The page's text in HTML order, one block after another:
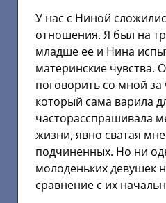
У нас с Ниной
отношения. Я был на
младше ее и Нина
материнские чувства.
поговорить со мной
который сама варила
часторасспрашивала
жизни, явно сватая
подчиненных. Но ни
молоденьких девушек
сравнение с их